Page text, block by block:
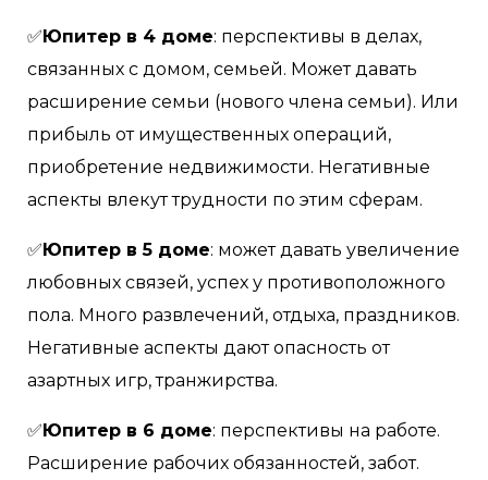
✅Юпитер в 4 доме: перспективы в делах,
связанных с домом, семьей. Может давать
расширение семьи (нового члена семьи). Или
прибыль от имущественных операций,
приобретение недвижимости. Негативные
аспекты влекут трудности по этим сферам.
✅Юпитер в 5 доме: может давать увеличение
любовных связей, успех у противоположного
пола. Много развлечений, отдыха, праздников.
Негативные аспекты дают опасность от
азартных игр, транжирства.
✅Юпитер в 6 доме: перспективы на работе.
Расширение рабочих обязанностей, забот.